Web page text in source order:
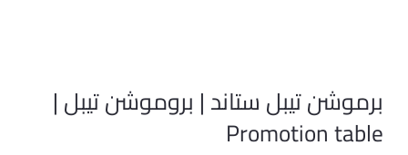
برموشن تيبل ستاند | بروموشن تيبل |
Promotion table